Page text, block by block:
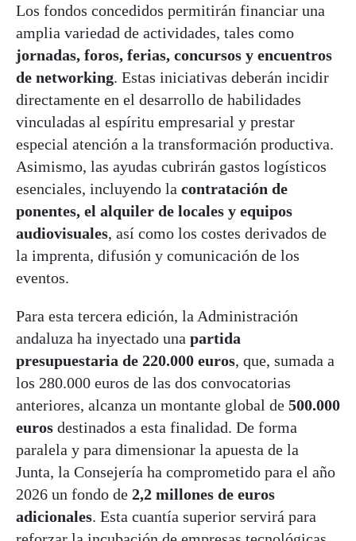
Los fondos concedidos permitirán financiar una
amplia variedad de actividades, tales como
jornadas, foros, ferias, concursos y encuentros
de networking. Estas iniciativas deberán incidir
directamente en el desarrollo de habilidades
vinculadas al espíritu empresarial y prestar
especial atención a la transformación productiva.
Asimismo, las ayudas cubrirán gastos logísticos
esenciales, incluyendo la contratación de
ponentes, el alquiler de locales y equipos
audiovisuales, así como los costes derivados de
la imprenta, difusión y comunicación de los
eventos.
Para esta tercera edición, la Administración
andaluza ha inyectado una partida
presupuestaria de 220.000 euros, que, sumada a
los 280.000 euros de las dos convocatorias
anteriores, alcanza un montante global de 500.000
euros destinados a esta finalidad. De forma
paralela y para dimensionar la apuesta de la
Junta, la Consejería ha comprometido para el año
2026 un fondo de 2,2 millones de euros
adicionales. Esta cuantía superior servirá para